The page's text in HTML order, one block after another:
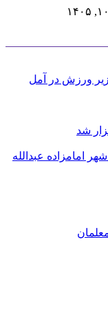
ورزش در آمل
شد
امامزاده عبدالله